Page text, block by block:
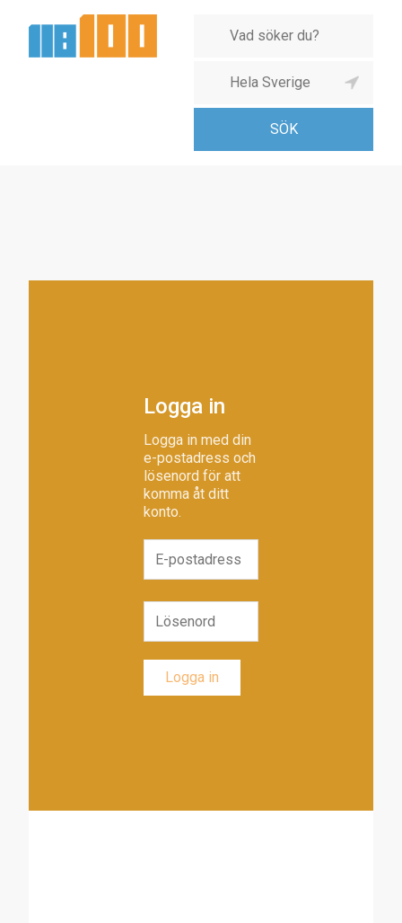
Logga in
Logga in med din
e-postadress och
lösenord för att
komma åt ditt
konto.